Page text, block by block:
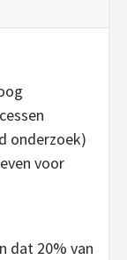
onderzoek)
voor
dat 20% van